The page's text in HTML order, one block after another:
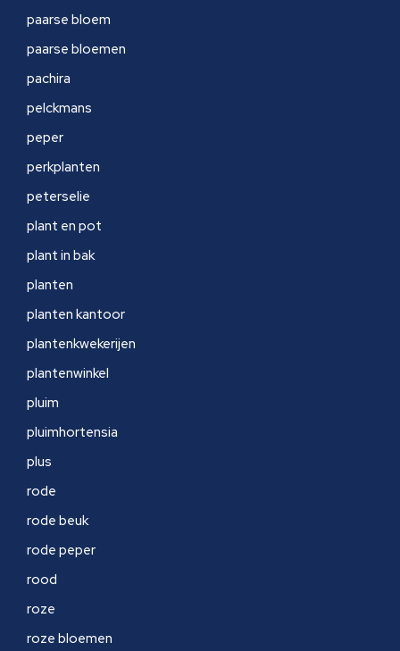
paarse bloem
paarse bloemen
pachira
pelckmans
peper
perkplanten
peterselie
plant en pot
plant in bak
planten
planten kantoor
plantenkwekerijen
plantenwinkel
pluim
pluimhortensia
plus
rode
rode beuk
rode peper
rood
roze
roze bloemen